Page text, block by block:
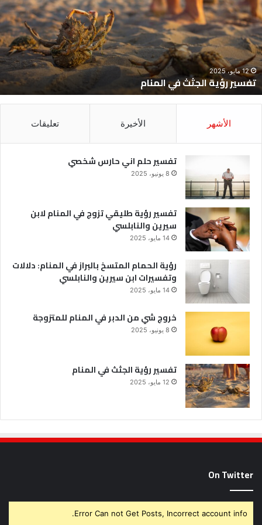
في
المنام
12 مايو، 2025
تفسير رؤية الجثث في المنام
الأشهر الأخيرة تعليقات
تفسير حلم اني حارس شخصي
8 يونيو، 2025
تفسير رؤية طليقي تزوج في المنام لابن
سيرين والنابلسي
14 مايو، 2025
رؤية الحمام المتسخ بالبراز في المنام: دلالات
وتفسيرات ابن سيرين والنابلسي
14 مايو، 2025
خروج شي من الدبر في المنام للمتزوجة
8 يونيو، 2025
تفسير رؤية الجثث في المنام
12 مايو، 2025
On Twitter
Error Can not Get Posts, Incorrect account info.